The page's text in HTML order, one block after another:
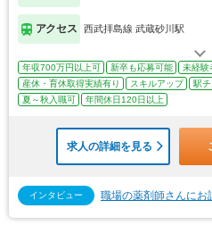
アクセス 西武拝島線 武蔵砂川駅
年収700万円以上可 新卒も応募可能 未経験
産休・育休取得実績有り
スキルアップ 駅チ
夏～秋入職可
年間休日120日以上
求人の詳細を見る
インタビュー 職場の薬剤師さんにお